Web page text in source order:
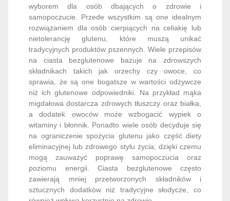
wyborem dla osób dbających o zdrowie i
samopoczucie. Przede wszystkim są one idealnym
rozwiązaniem dla osób cierpiących na celiakię lub
nietolerancję glutenu, które muszą unikać
tradycyjnych produktów pszennych. Wiele przepisów
na ciasta bezglutenowe bazuje na zdrowszych
składnikach takich jak orzechy czy owoce, co
sprawia, że są one bogatsze w wartości odżywcze
niż ich glutenowe odpowiedniki. Na przykład mąka
migdałowa dostarcza zdrowych tłuszczy oraz białka,
a dodatek owoców może wzbogacić wypiek o
witaminy i błonnik. Ponadto wiele osób decyduje się
na ograniczenie spożycia glutenu jako część diety
eliminacyjnej lub zdrowego stylu życia; dzięki czemu
mogą zauważyć poprawę samopoczucia oraz
poziomu energii. Ciasta bezglutenowe często
zawierają mniej przetworzonych składników i
sztucznych dodatków niż tradycyjne słodycze, co